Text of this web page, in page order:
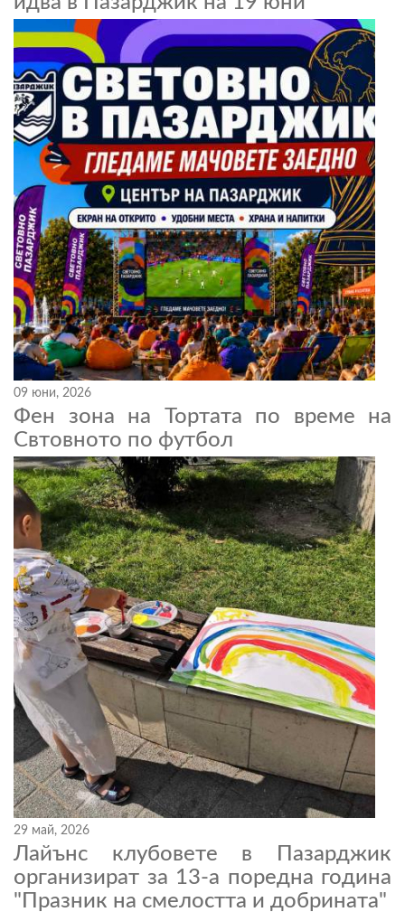
09 юни, 2026
Фен зона на Тортата по време на
Свтовното по футбол
29 май, 2026
Лайънс клубовете в Пазарджик
организират за 13-а поредна година
"Празник на смелостта и добрината"